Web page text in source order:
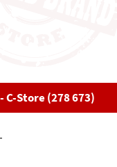
Store (278 673)